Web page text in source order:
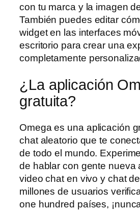
con tu marca y la imagen
También puedes editar
widget en las interfaces
escritorio para crear una
completamente
¿La aplicación
gratuita?
Omega es una aplicación
chat aleatorio que te
de todo el mundo.
de hablar con gente nueva
video chat en vivo y chat
millones de usuarios
one hundred países,